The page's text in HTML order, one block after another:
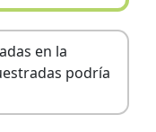
en la
podría